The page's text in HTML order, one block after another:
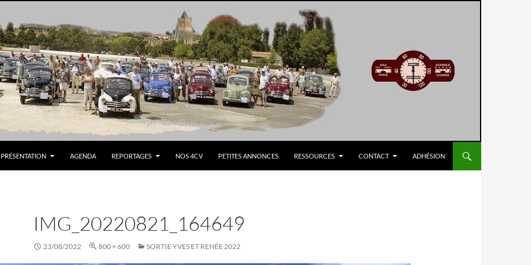
PRÉSENTATION AGENDA REPORTAGES NOS 4CV PETITES ANNONCES RESSOURCES CONTACT ADHÉSION
IMG_20220821_164649
23/08/2022 800 × 600 SORTIE YVES ET RENÉE 2022